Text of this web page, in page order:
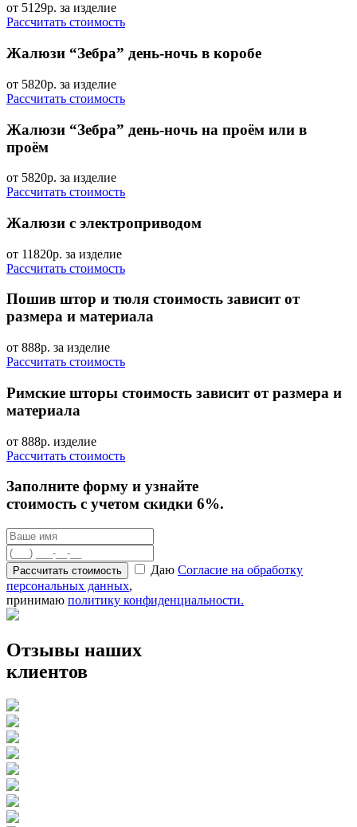
от 5129р. за изделие
Рассчитать стоимость
Жалюзи “Зебра” день-ночь в коробе
от 5820р. за изделие
Рассчитать стоимость
Жалюзи “Зебра” день-ночь на проём или в
проём
от 5820р. за изделие
Рассчитать стоимость
Жалюзи с электроприводом
от 11820р. за изделие
Рассчитать стоимость
Пошив штор и тюля стоимость зависит от
размера и материала
от 888р. за изделие
Рассчитать стоимость
Римские шторы стоимость зависит от размера и
материала
от 888р. изделие
Рассчитать стоимость
Заполните форму и узнайте
стоимость с учетом скидки 6%.
Даю Согласие на обработку
персональных данных,
принимаю политику конфиденциальности.
Отзывы наших
клиентов